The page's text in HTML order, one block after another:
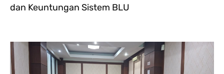
dan Keuntungan Sistem BLU